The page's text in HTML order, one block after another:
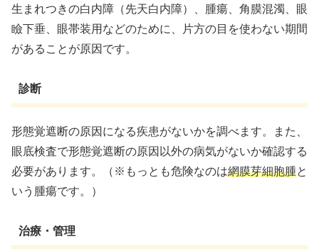
生まれつきの白内障（先天白内障）、腫瘍、角膜混濁、眼
瞼下垂、眼帯装用などのために、片方の目を使わない期間
があることが原因です。
診断
形態覚遮断の原因になる疾患がないかを調べます。また、
眼底検査で形態覚遮断の原因以外の病気がないか確認する
必要があります。（※もっとも危険なのは網膜芽細胞腫と
いう腫瘍です。）
治療・管理